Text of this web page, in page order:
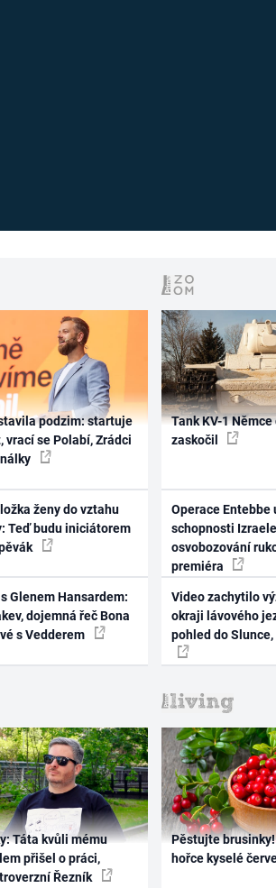
podzim: startuje
vrací se Polabí, Zrádci
ženy do vztahu
Teď budu iniciátorem
Glenem Hansardem:
dojemná řeč Bona
s Vedderem
Tank KV-1
zaskočil
Operace Entebbe
schopnosti
osvobozování
premiéra
Video zachytilo
okraji lávového
pohled do
Táta kvůli mému
přišel o práci,
Řezník
Pěstujte
hořce kyselé